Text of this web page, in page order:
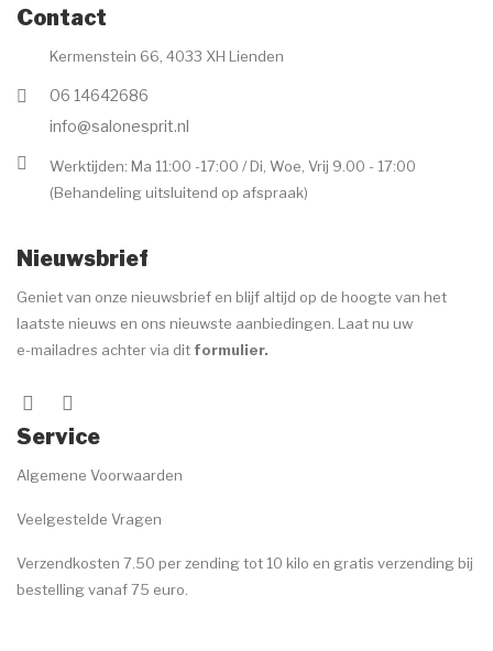
Contact
Kermenstein 66, 4033 XH Lienden
06 14642686
info@salonesprit.nl
Werktijden: Ma 11:00 -17:00 / Di, Woe, Vrij 9.00 - 17:00
(Behandeling uitsluitend op afspraak)
Nieuwsbrief
Geniet van onze nieuwsbrief en blijf altijd op de hoogte van het
laatste nieuws en ons nieuwste aanbiedingen. Laat nu uw
e-mailadres achter via dit formulier.
Service
Algemene Voorwaarden
Veelgestelde Vragen
Verzendkosten 7.50 per zending tot 10 kilo en gratis verzending bij
bestelling vanaf 75 euro.